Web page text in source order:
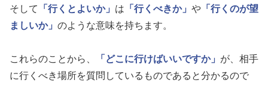
そして 「行くとよいか」 は 「行くべきか」 や 「行くのが望
ましいか」 のような意味を持ちます。
これらのことから、 「どこに行けばいいですか」 が、相手
に行くべき場所を質問しているものであると分かるので